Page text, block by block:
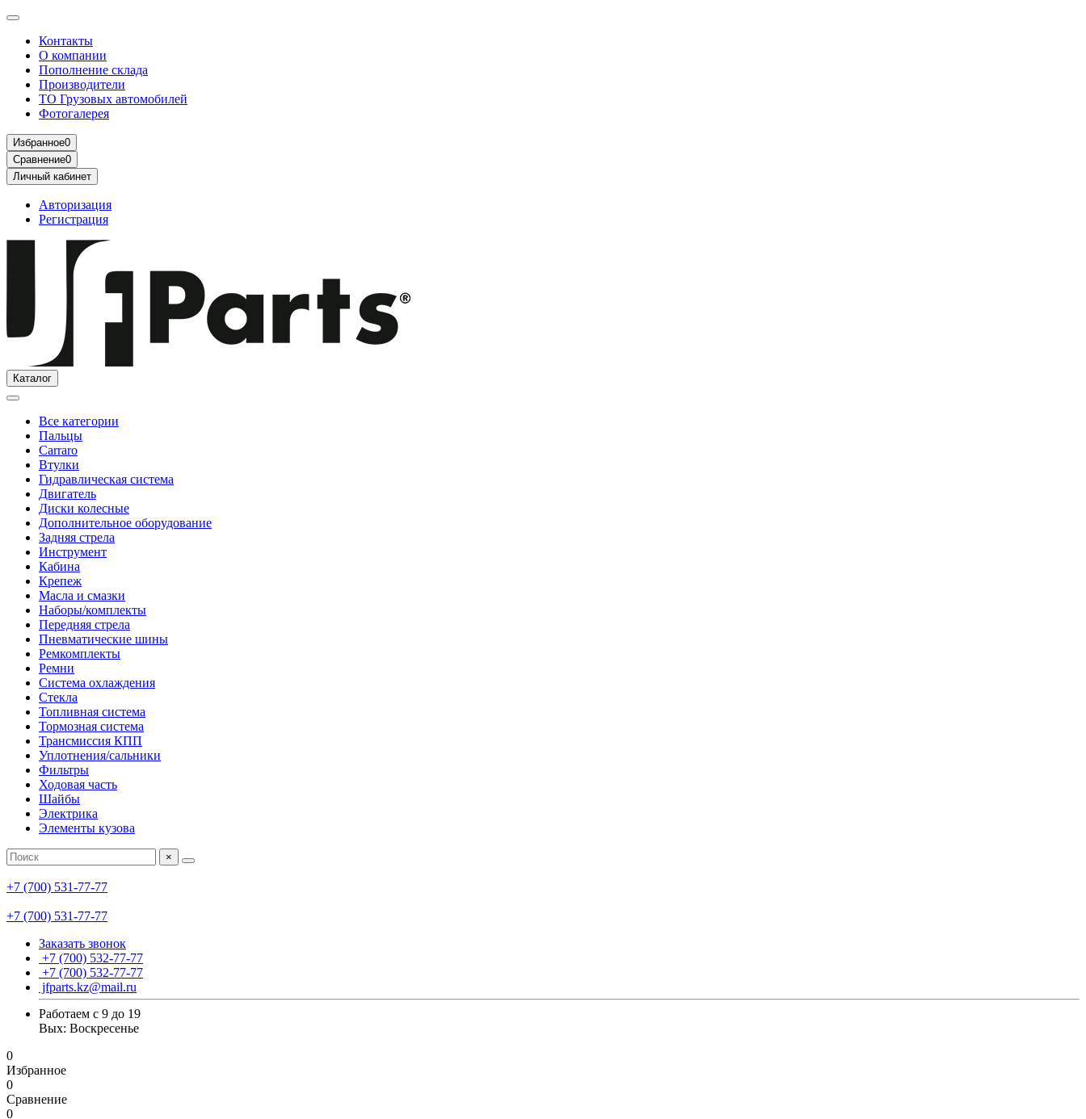
Контакты
О компании
Пополнение склада
Производители
ТО Грузовых автомобилей
Фотогалерея
Избранное0
Сравнение0
Личный кабинет
Авторизация
Регистрация
Каталог
Все категории
Пальцы
Carraro
Втулки
Гидравлическая система
Двигатель
Диски колесные
Дополнительное оборудование
Задняя стрела
Инструмент
Кабина
Крепеж
Масла и смазки
Наборы/комплекты
Передняя стрела
Пневматические шины
Ремкомплекты
Ремни
Система охлаждения
Стекла
Топливная система
Тормозная система
Трансмиссия КПП
Уплотнения/сальники
Фильтры
Ходовая часть
Шайбы
Электрика
Элементы кузова
×
+7 (700) 531-77-77
+7 (700) 531-77-77
Заказать звонок
+7 (700) 532-77-77
+7 (700) 532-77-77
jfparts.kz@mail.ru
Работаем с 9 до 19
Вых: Воскресенье
0
Избранное
0
Сравнение
0